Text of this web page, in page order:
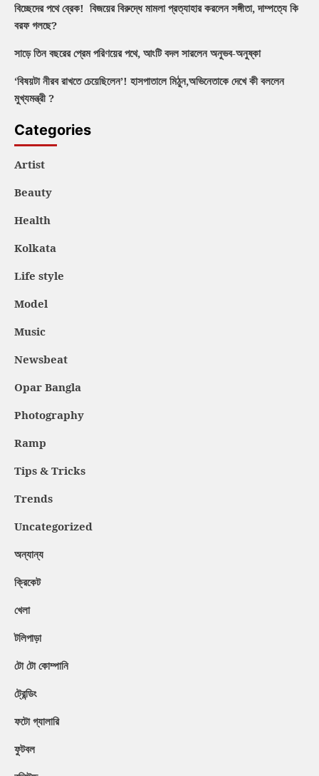
বিচ্ছেদের পথে ব্রেক! বিজয়ের বিরুদ্ধে মামলা প্রত্যাহার করলেন সঙ্গীতা, দাম্পত্যে কি
বরফ গলছে?
সাড়ে তিন বছরের প্রেম পরিণয়ের পথে, আংটি বদল সারলেন অনুভব-অনুষ্কা
‘বিষয়টা নীরব রাখতে চেয়েছিলেন’! হাসপাতালে মিঠুন,অভিনেতাকে দেখে কী বললেন
মুখ্যমন্ত্রী ?
Categories
Artist
Beauty
Health
Kolkata
Life style
Model
Music
Newsbeat
Opar Bangla
Photography
Ramp
Tips & Tricks
Trends
Uncategorized
অন্যান্য
ক্রিকেট
খেলা
টলিপাড়া
টো টো কোম্পানি
ট্রেন্ডিং
ফটো গ্যালারি
ফুটবল